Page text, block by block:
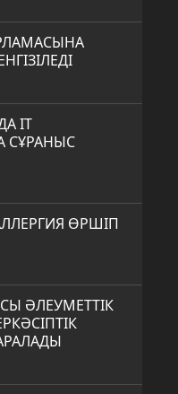
IT
СҰРАНЫС
ӨРШІП
ӘЛЕУМЕТТІК